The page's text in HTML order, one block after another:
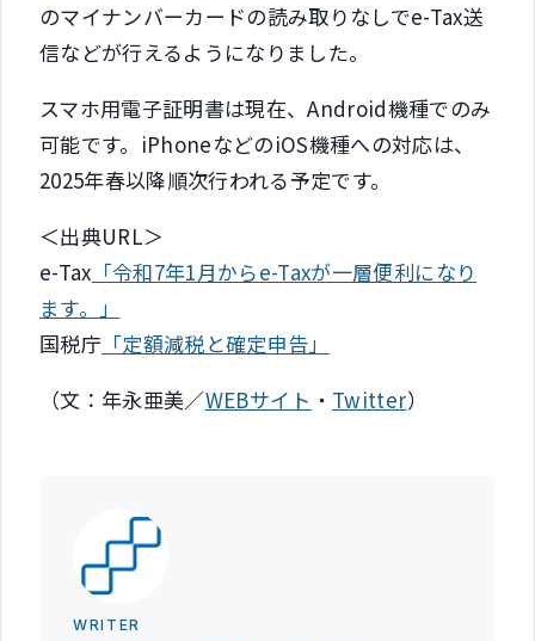
のマイナンバーカードの読み取りなしでe-Tax送
信などが行えるようになりました。
スマホ用電子証明書は現在、Android機種でのみ
可能です。iPhoneなどのiOS機種への対応は、
2025年春以降順次行われる予定です。
＜出典URL＞
e-Tax 「令和7年1月からe-Taxが一層便利になり
ます。」
国税庁 「定額減税と確定申告」
（文：年永亜美／WEBサイト ・ Twitter）
WRITER